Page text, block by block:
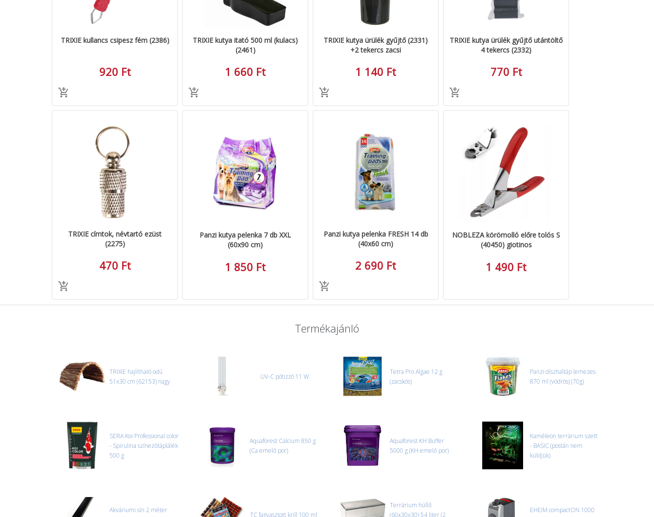
TRIXIE kullancs csipesz fém (2386)
920 Ft
TRIXIE kutya itató 500 ml (kulacs)
(2461)
1 660 Ft
TRIXIE kutya ürülék gyűjtő (2331)
+2 tekercs zacsi
1 140 Ft
TRIXIE kutya ürülék gyűjtő utántöltő
4 tekercs (2332)
770 Ft
TRIXIE címtok, névtartó ezüst
(2275)
470 Ft
Panzi kutya pelenka 7 db XXL
(60x90 cm)
1 850 Ft
Panzi kutya pelenka FRESH 14 db
(40x60 cm)
2 690 Ft
NOBLEZA körömolló előre tolós S
(40450) giotinos
1 490 Ft
Termékajánló
TRIXIE hajlítható odú
51x30 cm (62153) nagy
UV-C pótizzó 11 W
Tetra Pro Algae 12 g
(zacskós)
Panzi díszhaltáp lemezes
870 ml (vödrös) (70g)
SERA Koi Professional color
- Spirulina színezőtáplálék
500 g
Aquaforest Calcium 850 g
(Ca emelő por)
Aquaforest KH Buffer
5000 g (KH emelő por)
Kaméleon terrárium szett
- BASIC (postán nem
küldjük)
Akváriumi sín 2 méter
TC fagyasztott krill 100 ml
Terrárium hüllő
(60x30x30) 54 liter (2
EHEIM compactON 1000